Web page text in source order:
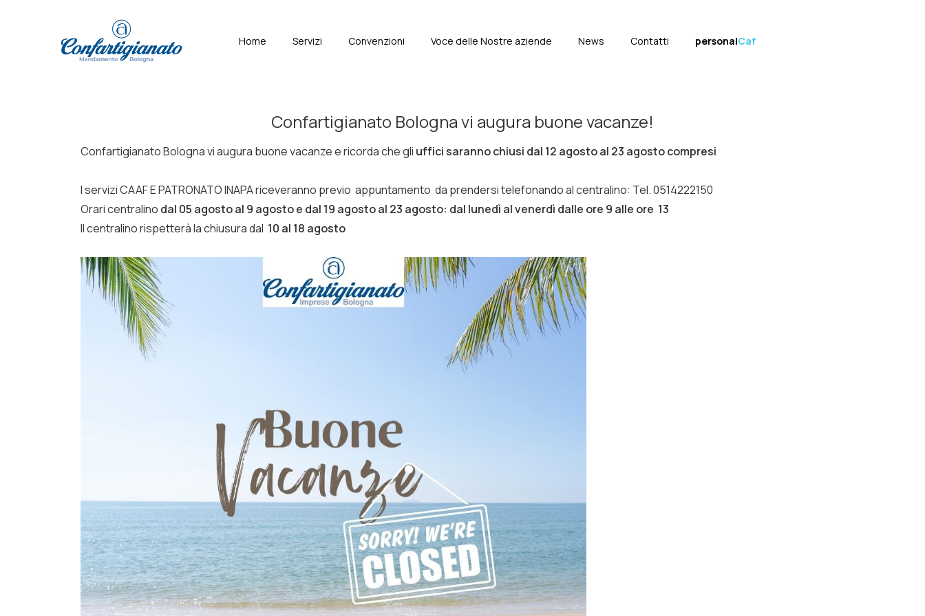
Menù
Home Servizi Convenzioni Voce delle Nostre aziende News Contatti personalCaf
Confartigianato Bologna vi augura buone vacanze!
Confartigianato Bologna vi augura buone vacanze e ricorda che gli uffici saranno chiusi dal 12 agosto al 23 agosto compresi
I servizi CAAF E PATRONATO INAPA riceveranno previo appuntamento da prendersi telefonando al centralino: Tel. 0514222150
Orari centralino dal 05 agosto al 9 agosto e dal 19 agosto al 23 agosto: dal lunedì al venerdì dalle ore 9 alle ore 13
Il centralino rispetterà la chiusura dal 10 al 18 agosto